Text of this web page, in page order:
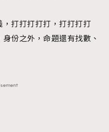
打打打打打，打打打打
份之外，命題還有找數、